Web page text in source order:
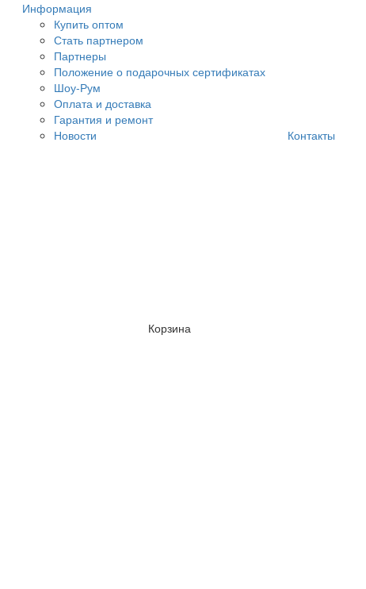
Информация
Купить оптом
Стать партнером
Партнеры
Положение о подарочных сертификатах
Шоу-Рум
Оплата и доставка
Гарантия и ремонт
Новости
Контакты
Корзина